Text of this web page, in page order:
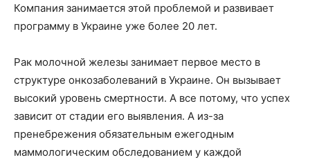
Компания занимается этой проблемой и развивает
программу в Украине уже более 20 лет.
Рак молочной железы занимает первое место в
структуре онкозаболеваний в Украине. Он вызывает
высокий уровень смертности. А все потому, что успех
зависит от стадии его выявления. А из-за
пренебрежения обязательным ежегодным
маммологическим обследованием у каждой